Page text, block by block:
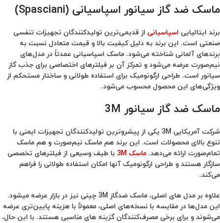
ماسک ضد گاز سیانور اسپاسیانی (Spasciani)
برند ایتالیایی اسپاسیانی از قدیمی‌ترین تولیدکنندگان تجهیزات تنفسی
صنعتی است. این برند به دلیل کیفیت بالا و قیمت متعادل‌ نسبت به
برندهای آلمانی شناخته می‌شود. ماسک اسپاسیانی عمدتاً در مدل‌های
نیم‌صورت عرضه می‌شود و تمرکز آن بر فیلترهای اختصاصی برای جذب گاز
سیانور است. طراحی ارگونومیک برای استفاده طولانی و ساختار مستحکم از
ویژگی‌های این محصول محسوب می‌شود.
ماسک ضد گاز سیانور 3M
شرکت آمریکایی 3M یکی از پیشروترین تولیدکنندگان تجهیزات ایمنی با
تنوع بالای محصولات است. این برند هم ماسک نیم‌صورت و هم ماسک
تمام‌صورت ارائه می‌دهد. ماسک 3M
با طیف وسیعی از فیلترهای تخصصی
سازگار هستند و طراحی ارگونومیک آنها امکان استفاده طولانی را فراهم
می‌کند.
علاوه بر مدل های اصلی، ماسک ضدگاز 3M چینی نیز در بازار عرضه میشود.
این مدل‌ها در مقایسه با نسخه‌های اصلی، معمولاً با هزینه پایین‌تری عرضه
می‌شوند و برای برخی مصرف‌کنندگان گزینه های مناسبی هستند. با این حال،